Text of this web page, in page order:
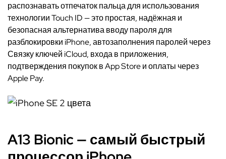
распознавать отпечаток пальца для использования
технологии Touch ID — это простая, надёжная и
безопасная альтернатива вводу пароля для
разблокировки iPhone, автозаполнения паролей через
Связку ключей iCloud, входа в приложения,
подтверждения покупок в App Store и оплаты через
Apple Pay.
A13 Bionic — самый быстрый